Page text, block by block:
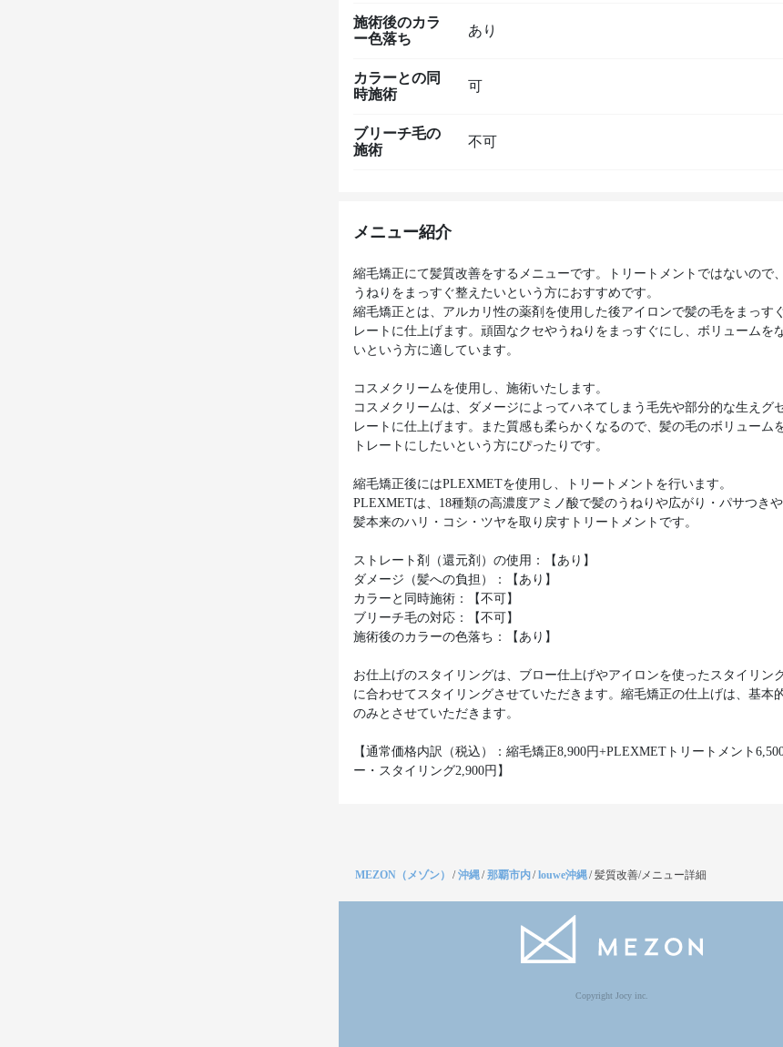
施術後のカラ
ー色落ち
あり
カラーとの同
時施術
可
ブリーチ毛の
施術
不可
メニュー紹介
縮毛矯正にて髪質改善をするメニューです。トリートメントではないので
うねりをまっすぐ整えたいという方におすすめです。
縮毛矯正とは、アルカリ性の薬剤を使用した後アイロンで髪の毛をまっす
レートに仕上げます。頑固なクセやうねりをまっすぐにし、ボリュームを
いという方に適しています。
コスメクリームを使用し、施術いたします。
コスメクリームは、ダメージによってハネてしまう毛先や部分的な生えグ
レートに仕上げます。また質感も柔らかくなるので、髪の毛のボリューム
トレートにしたいという方にぴったりです。
縮毛矯正後にはPLEXMETを使用し、トリートメントを行います。
PLEXMETは、18種類の高濃度アミノ酸で髪のうねりや広がり・パサつきや
髪本来のハリ・コシ・ツヤを取り戻すトリートメントです。
ストレート剤（還元剤）の使用：【あり】
ダメージ（髪への負担）：【あり】
カラーと同時施術：【不可】
ブリーチ毛の対応：【不可】
施術後のカラーの色落ち：【あり】
お仕上げのスタイリングは、ブロー仕上げやアイロンを使ったスタイリン
に合わせてスタイリングさせていただきます。縮毛矯正の仕上げは、基本
のみとさせていただきます。
【通常価格内訳（税込）：縮毛矯正8,900円+PLEXMETトリートメント
ー・スタイリング2,900円】
MEZON（メゾン） /沖縄/那覇市内/louwe沖縄/髪質改善/メニュー詳細
Copyright Jocy inc.